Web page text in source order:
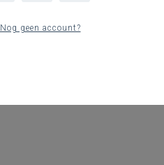
Nog geen account?